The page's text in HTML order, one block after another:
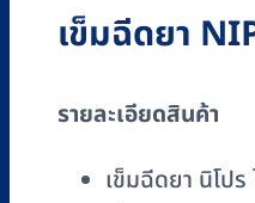
ชิ้น/
ชิ้น
เข็มฉีดยา
รายละเอียดสินค้า
เข็มฉีดยา นิโป